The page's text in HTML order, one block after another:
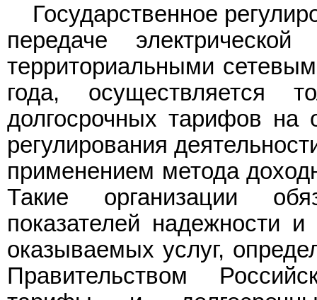
Государственное
передаче
территориальными
года, осуществляется
долгосрочных тарифов на
регулирования
применением метода
Такие организации
показателей надежности
оказываемых услуг,
Правительством